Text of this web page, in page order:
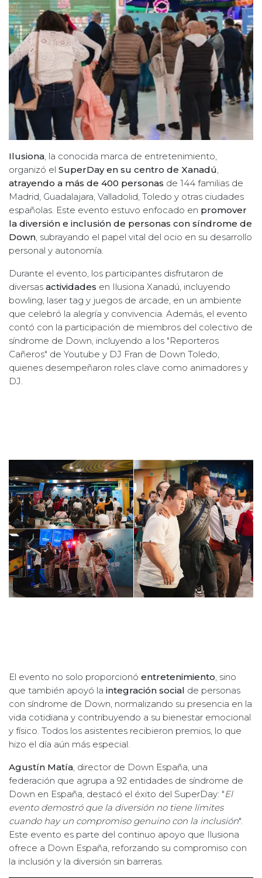
Ilusiona , la conocida marca de entretenimiento,
organizó el SuperDay en su centro de Xanadú
atrayendo a más de 400 personas de 144 familias de
Madrid, Guadalajara, Valladolid, Toledo y otras ciudades
españolas. Este evento estuvo enfocado en promover
la diversión e inclusión de personas con síndrome de
Down , subrayando el papel vital del ocio en su desarrollo
personal y autonomía.
Durante el evento, los participantes disfrutaron de
diversas actividades en Ilusiona Xanadú, incluyendo
bowling, laser tag y juegos de arcade, en un ambiente
que celebró la alegría y convivencia. Además, el evento
contó con la participación de miembros del colectivo de
síndrome de Down, incluyendo a los "Reporteros
Cañeros" de Youtube y DJ Fran de Down Toledo,
quienes desempeñaron roles clave como animadores y
DJ.
El evento no solo proporcionó entretenimiento , sino
que también apoyó la integración social de personas
con síndrome de Down, normalizando su presencia en la
vida cotidiana y contribuyendo a su bienestar emocional
y físico. Todos los asistentes recibieron premios, lo que
hizo el día aún más especial.
Agustín Matía , director de Down España, una
federación que agrupa a 92 entidades de síndrome de
Down en España, destacó el éxito del SuperDay: "El
evento demostró que la diversión no tiene límites
cuando hay un compromiso genuino con la inclusión".
Este evento es parte del continuo apoyo que Ilusiona
ofrece a Down España, reforzando su compromiso con
la inclusión y la diversión sin barreras.